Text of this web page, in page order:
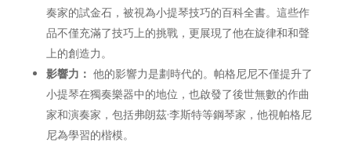
奏家的試金石，被視為小提琴技巧的百科全書。這些作
品不僅充滿了技巧上的挑戰，更展現了他在旋律和和聲
上的創造力。
影響力： 他的影響力是劃時代的。帕格尼尼不僅提升了
小提琴在獨奏樂器中的地位，也啟發了後世無數的作曲
家和演奏家，包括弗朗茲·李斯特等鋼琴家，他視帕格尼
尼為學習的楷模。